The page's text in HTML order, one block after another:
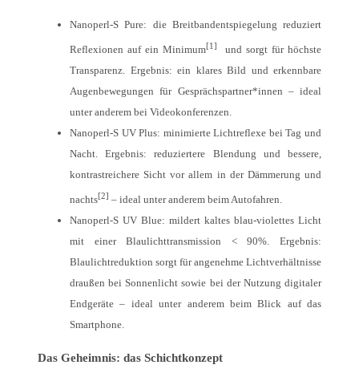
Nanoperl-S Pure: die Breitbandentspiegelung reduziert
Reflexionen auf ein Minimum[1]
und sorgt für höchste
Transparenz. Ergebnis: ein klares Bild und erkennbare
Augenbewegungen für Gesprächspartner*innen – ideal
unter anderem bei Videokonferenzen.
Nanoperl-S UV Plus: minimierte Lichtreflexe bei Tag und
Nacht. Ergebnis: reduziertere Blendung und bessere,
kontrastreichere Sicht vor allem in der Dämmerung und
nachts[2] – ideal unter anderem beim Autofahren.
Nanoperl-S UV Blue: mildert kaltes blau-violettes Licht
mit einer Blaulichttransmission < 90%. Ergebnis:
Blaulichtreduktion sorgt für angenehme Lichtverhältnisse
draußen bei Sonnenlicht sowie bei der Nutzung digitaler
Endgeräte – ideal unter anderem beim Blick auf das
Smartphone.
Das Geheimnis: das Schichtkonzept